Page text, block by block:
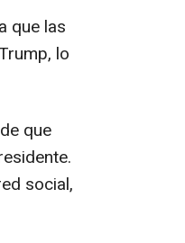
que las
lo
que
social,